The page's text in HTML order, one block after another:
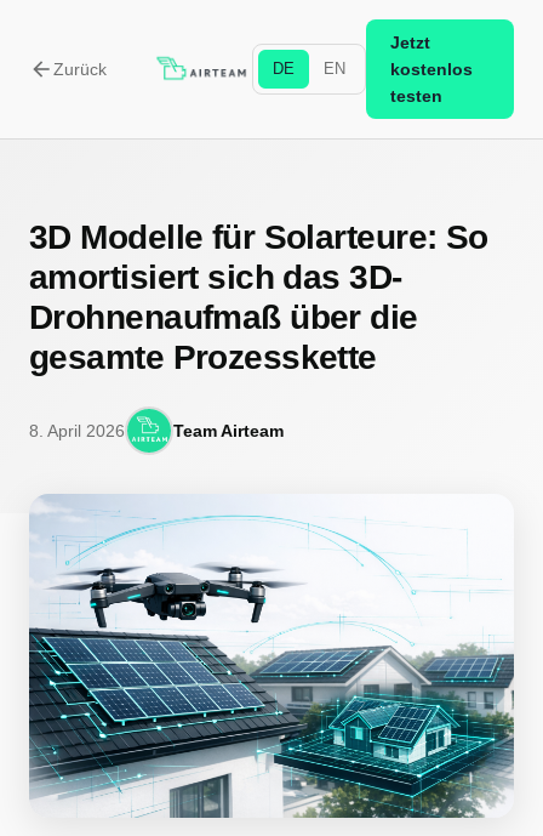
arrow_backZurück DE EN
Jetzt
kostenlos
testen
3D Modelle für Solarteure: So
amortisiert sich das 3D-
Drohnenaufmaß über die
gesamte Prozesskette
8. April 2026 Team Airteam